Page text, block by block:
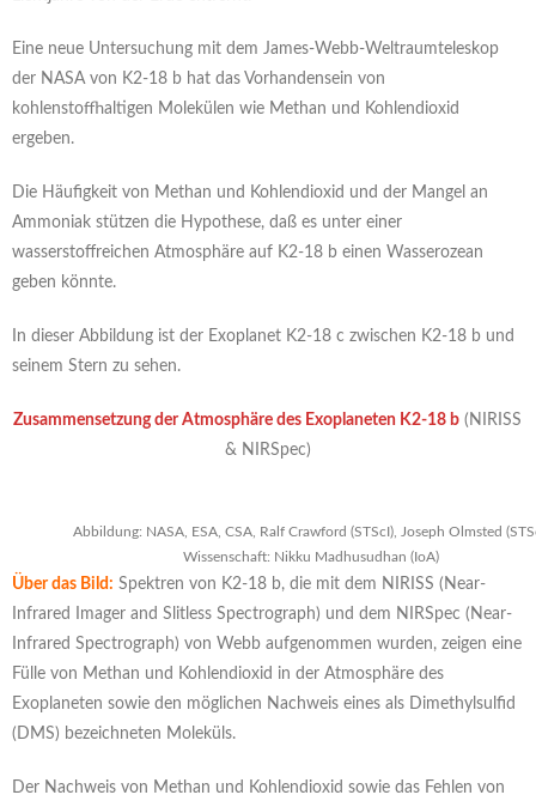
Eine neue Untersuchung mit dem James-Webb-Weltraumteleskop
der NASA von K2-18 b hat das Vorhandensein von
kohlenstoffhaltigen Molekülen wie Methan und Kohlendioxid
ergeben.
Die Häufigkeit von Methan und Kohlendioxid und der Mangel an
Ammoniak stützen die Hypothese, daß es unter einer
wasserstoffreichen Atmosphäre auf K2-18 b einen Wasserozean
geben könnte.
In dieser Abbildung ist der Exoplanet K2-18 c zwischen K2-18 b und
seinem Stern zu sehen.
Zusammensetzung der Atmosphäre des Exoplaneten K2-18 b (NIRISS
& NIRSpec)
Abbildung: NASA, ESA, CSA, Ralf Crawford (STScI), Joseph Olmsted
Wissenschaft: Nikku Madhusudhan (IoA)
Über das Bild: Spektren von K2-18 b, die mit dem NIRISS (Near-
Infrared Imager and Slitless Spectrograph) und dem NIRSpec (Near-
Infrared Spectrograph) von Webb aufgenommen wurden, zeigen eine
Fülle von Methan und Kohlendioxid in der Atmosphäre des
Exoplaneten sowie den möglichen Nachweis eines als Dimethylsulfid
(DMS) bezeichneten Moleküls.
Der Nachweis von Methan und Kohlendioxid sowie das Fehlen von